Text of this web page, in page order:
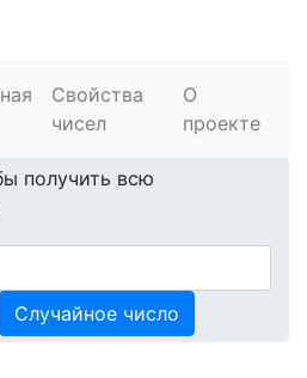
Свойства
чисел
О
проекте
получить всю
Случайное число